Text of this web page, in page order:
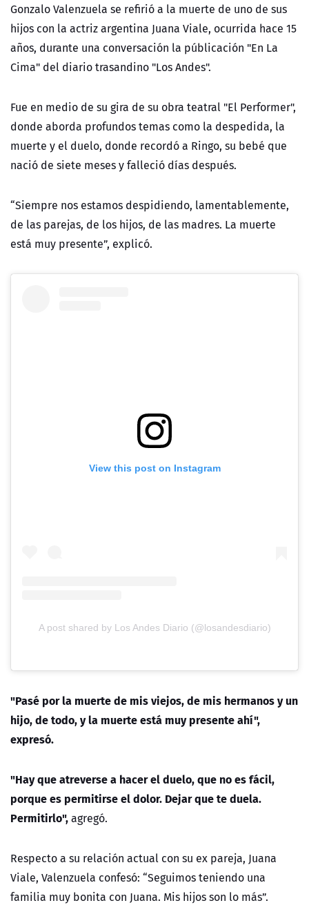
Gonzalo Valenzuela se refirió a la muerte de uno de sus
hijos con la actriz argentina Juana Viale, ocurrida hace 15
años, durante una conversación la públicación "En La
Cima" del diario trasandino "Los Andes".
Fue en medio de su gira de su obra teatral "El Performer",
donde aborda profundos temas como la despedida, la
muerte y el duelo, donde recordó a Ringo, su bebé que
nació de siete meses y falleció días después.
“Siempre nos estamos despidiendo, lamentablemente,
de las parejas, de los hijos, de las madres. La muerte
está muy presente”, explicó.
View this post on Instagram
A post shared by Los Andes Diario (@losandesdiario)
"Pasé por la muerte de mis viejos, de mis hermanos y un
hijo, de todo, y la muerte está muy presente ahí",
expresó.
"Hay que atreverse a hacer el duelo, que no es fácil,
porque es permitirse el dolor. Dejar que te duela.
Permitirlo",agregó.
Respecto a su relación actual con su ex pareja, Juana
Viale, Valenzuela confesó: “Seguimos teniendo una
familia muy bonita con Juana. Mis hijos son lo más”.